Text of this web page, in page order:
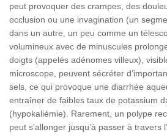
peut provoquer des crampes, des
occlusion ou une invagination (un
dans un autre, un peu comme un
volumineux avec de minuscules
doigts (appelés adénomes villeux),
microscope, peuvent sécréter
sels, ce qui provoque une diarrhée
entraîner de faibles taux de potassium
(hypokaliémie). Rarement, un polype
peut s’allonger jusqu’à passer à travers